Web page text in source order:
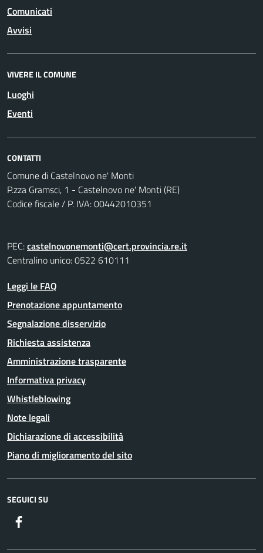
Comunicati
Avvisi
VIVERE IL COMUNE
Luoghi
Eventi
CONTATTI
Comune di Castelnovo ne' Monti
P.zza Gramsci, 1 - Castelnovo ne' Monti (RE)
Codice fiscale / P. IVA: 00442010351
PEC:castelnovonemonti@cert.provincia.re.it
Centralino unico: 0522 610111
Leggi le FAQ
Prenotazione appuntamento
Segnalazione disservizio
Richiesta assistenza
Amministrazione trasparente
Informativa privacy
Whistleblowing
Note legali
Dichiarazione di accessibilità
Piano di miglioramento del sito
SEGUICI SU